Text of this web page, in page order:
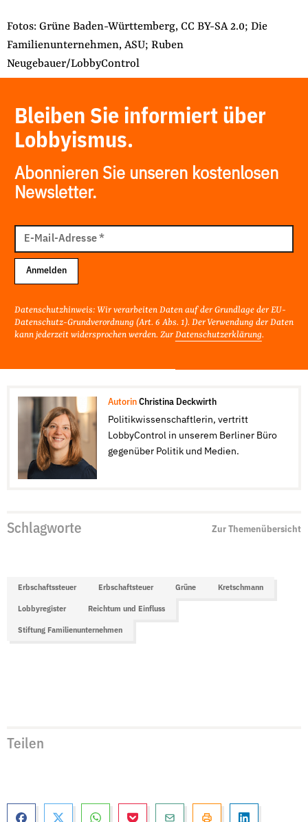
Fotos: Grüne Baden-Württemberg, CC BY-SA 2.0; Die
Familienunternehmen, ASU; Ruben
Neugebauer/LobbyControl
Bleiben Sie informiert über
Lobbyismus.
Abonnieren Sie unseren kostenlosen
Newsletter.
Mail
Adresse
E-Mail-Adresse*
Anmelden
Datenschutzhinweis: Wir verarbeiten Daten auf der Grundlage der EU-
Datenschutz-Grundverordnung (Art. 6 Abs. 1). Der Verwendung der Daten
kann jederzeit widersprochen werden. Zur Datenschutzerklärung.
Autorin Christina Deckwirth
Politikwissenschaftlerin, vertritt
LobbyControl in unserem Berliner Büro
gegenüber Politik und Medien.
Schlagworte Zur Themenübersicht
Erbschaftssteuer Erbschaftsteuer Grüne Kretschmann
Lobbyregister Reichtum und Einfluss
Stiftung Familienunternehmen
Teilen